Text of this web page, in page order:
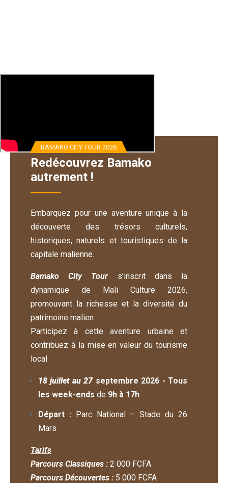
BAMAKO CITY TOUR 2026
Redécouvrez Bamako
autrement !
Embarquez pour une aventure unique à la
découverte des trésors culturels,
historiques, naturels et touristiques de la
capitale malienne.
Bamako City Tour s’inscrit dans la
dynamique de Mali Culture 2026,
promouvant la richesse et la diversité du
patrimoine malien.
Participez à cette aventure urbaine et
contribuez à la mise en valeur du tourisme
local.
18 juillet au 27septembre 2026 - Tous
les week-ends de 9h à 17h
Départ : Parc National – Stade du 26
Mars
Tarifs
Parcours Classiques : 2 000 FCFA
Parcours Découvertes : 5 000 FCFA